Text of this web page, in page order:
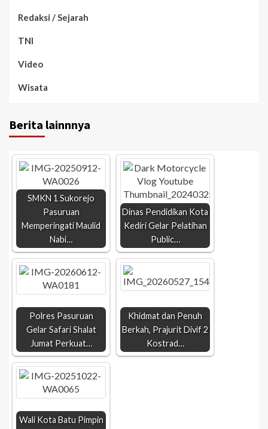
Redaksi / Sejarah
TNI
Video
Wisata
Berita lainnnya
SMKN 1 Sukorejo
Pasuruan
Memperingati Maulid
Nabi…
Dinas Pendidikan Kota
Kediri Gelar Pelatihan
Public…
Polres Pasuruan
Gelar Safari Shalat
Jumat Perkuat…
Khidmat dan Penuh
Berkah, Prajurit Divif 2
Kostrad…
Wali Kota Batu Pimpin